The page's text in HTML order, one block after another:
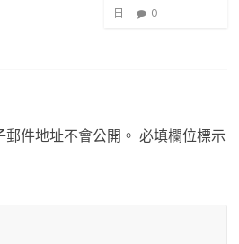
日
0
件地址不會公開。 必填欄位標示